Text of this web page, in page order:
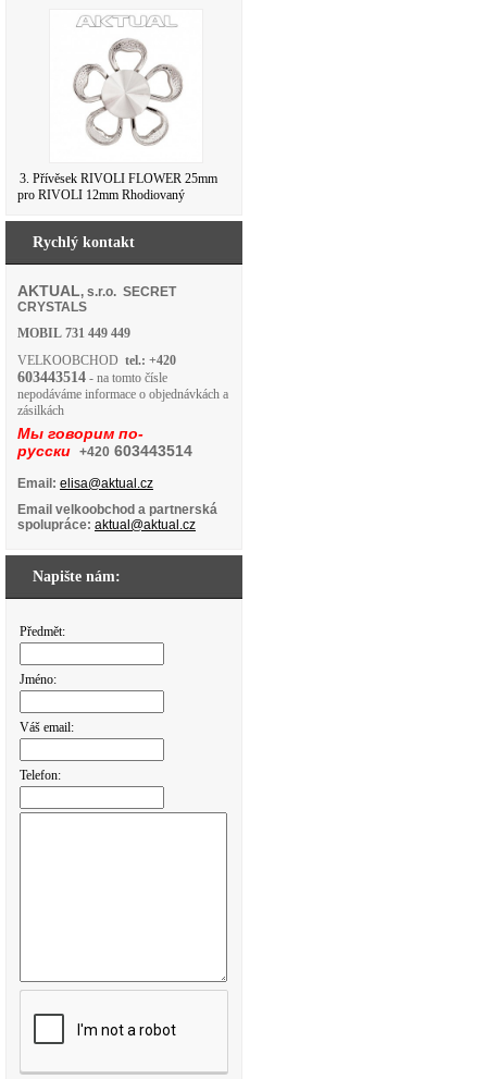
3. Přívěsek RIVOLI FLOWER 25mm
pro RIVOLI 12mm Rhodiovaný
Rychlý kontakt
AKTUAL, s.r.o. SECRET
CRYSTALS
MOBIL 731 449 449
VELKOOBCHOD tel.: +420
603443514 - na tomto čísle
nepodáváme informace o objednávkách a
zásilkách
Мы говорим по-
русски +420 603443514
Email: elisa@aktual.cz
Email velkoobchod a partnerská
spolupráce: aktual@aktual.cz
Napište nám:
Předmět:
Jméno:
Váš email:
Telefon: